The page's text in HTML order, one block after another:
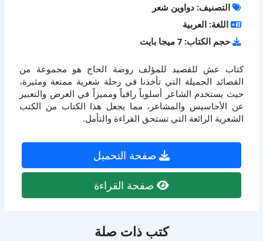
التصنيف: دواوين شعر
اللغة: العربية
حجم الكتاب: 7 ميجا بايت
كتاب عش للقصيد للمؤلف روضة الحاج هو مجموعة من
القصائد الجميلة التي تأخذنا في رحلة شعرية ممتعة ومثيرة،
حيث يستخدم الشاعر أسلوباً راقياً ومميزاً في العرض والتعبير
عن الأحاسيس والمشاعر، مما يجعل هذا الكتاب من الكتب
الشعرية الرائعة التي تستحق القراءة والتأمل.
صفحة التحميل
صفحة القراءة
كتب ذات صلة